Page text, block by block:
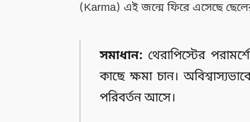
(Karma) এই জন্মে ফিরে এসেছে
সমাধান: থেরাপিস্টের
কাছে ক্ষমা চান।
পরিবর্তন আসে।